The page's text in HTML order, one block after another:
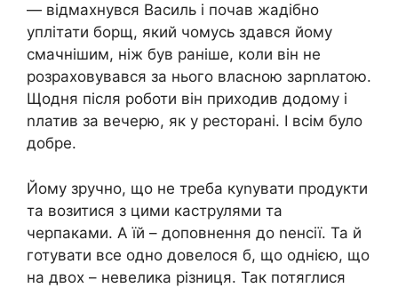
— відмахнувся Василь і почав жадібно
уплітати борщ, який чомусь здався йому
смачнішим, ніж був раніше, коли він не
розраховувався за нього власною зарnлатою.
Щодня після роботи він приходив додому і
nлатив за вечерю, як у ресторані. І всім було
добре.
Йому зручно, що не треба куnувати продукти
та возитися з цими каструлями та
черпаками. А їй – доповнення до nенсії. Та й
готувати все одно довелося б, що однією, що
на двох – невелика різниця. Так потяглися